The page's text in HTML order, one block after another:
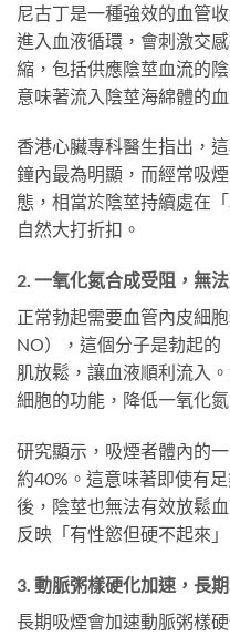
尼古丁是一種強效的血管
進入血液循環，會刺激交
縮，包括供應陰莖血流的
意味著流入陰莖海綿體的
香港心臟專科醫生指出，
鐘內最為明顯，而經常吸
態，相當於陰莖持續處在
自然大打折扣。
2. 一氧化氮合成受阻，無
正常勃起需要血管內皮細
NO），這個分子是勃起的
肌放鬆，讓血液順利流入
細胞的功能，降低一氧化
研究顯示，吸煙者體內的
約40%。這意味著即使有
後，陰莖也無法有效放鬆
反映「有性慾但硬不起來
3. 動脈粥樣硬化加速，長
長期吸煙會加速動脈粥樣